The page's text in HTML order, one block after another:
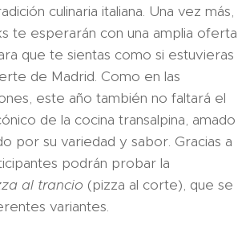
culinaria italiana. Una vez más,
te esperarán con una amplia oferta
que te sientas como si estuvieras
de Madrid. Como en las
este año también no faltará el
de la cocina transalpina, amado
por su variedad y sabor. Gracias a
podrán probar la
al trancio (pizza al corte), que se
variantes.